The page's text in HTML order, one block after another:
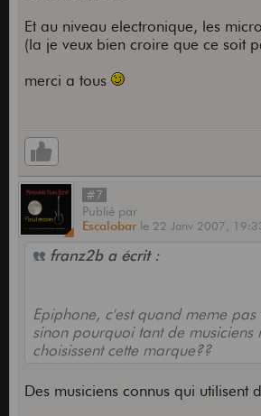
Et au niveau electronique, les
(la je veux bien croire que ce soit
merci a tous
#7
Publié par
Escalobar le 22 Janv 2007,
franz2b a écrit :
Epiphone, c'est quand meme
sinon pourquoi tant de musiciens
choisissent cette marque??
Des musiciens connus qui utilisent